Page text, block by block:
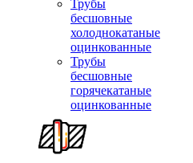
Трубы
бесшовные
холоднокатаные
оцинкованные
Трубы
бесшовные
горячекатаные
оцинкованные